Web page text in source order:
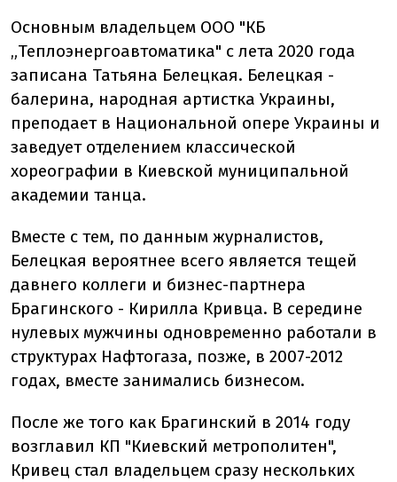
Основным владельцем ООО "КБ
„Теплоэнергоавтоматика" с лета 2020 года
записана Татьяна Белецкая. Белецкая -
балерина, народная артистка Украины,
преподает в Национальной опере Украины и
заведует отделением классической
хореографии в Киевской муниципальной
академии танца.
Вместе с тем, по данным журналистов,
Белецкая вероятнее всего является тещей
давнего коллеги и бизнес-партнера
Брагинского - Кирилла Кривца. В середине
нулевых мужчины одновременно работали в
структурах Нафтогаза, позже, в 2007-2012
годах, вместе занимались бизнесом.
После же того как Брагинский в 2014 году
возглавил КП "Киевский метрополитен",
Кривец стал владельцем сразу нескольких